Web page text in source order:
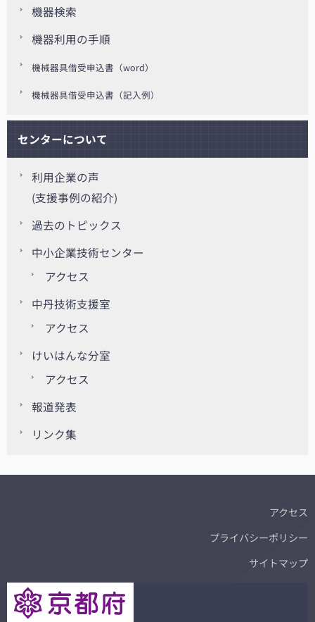
機器検索
機器利用の手順
機械器具借受申込書（word）
機械器具借受申込書（記入例）
センターについて
利用企業の声
(支援事例の紹介)
過去のトピックス
中小企業技術センター
アクセス
中丹技術支援室
アクセス
けいはんな分室
アクセス
報道発表
リンク集
アクセス
プライバシーポリシー
サイトマップ